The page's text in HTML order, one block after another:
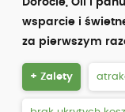
Dorocie, Oli i
wsparcie i
za pierwszym
+ Zalety